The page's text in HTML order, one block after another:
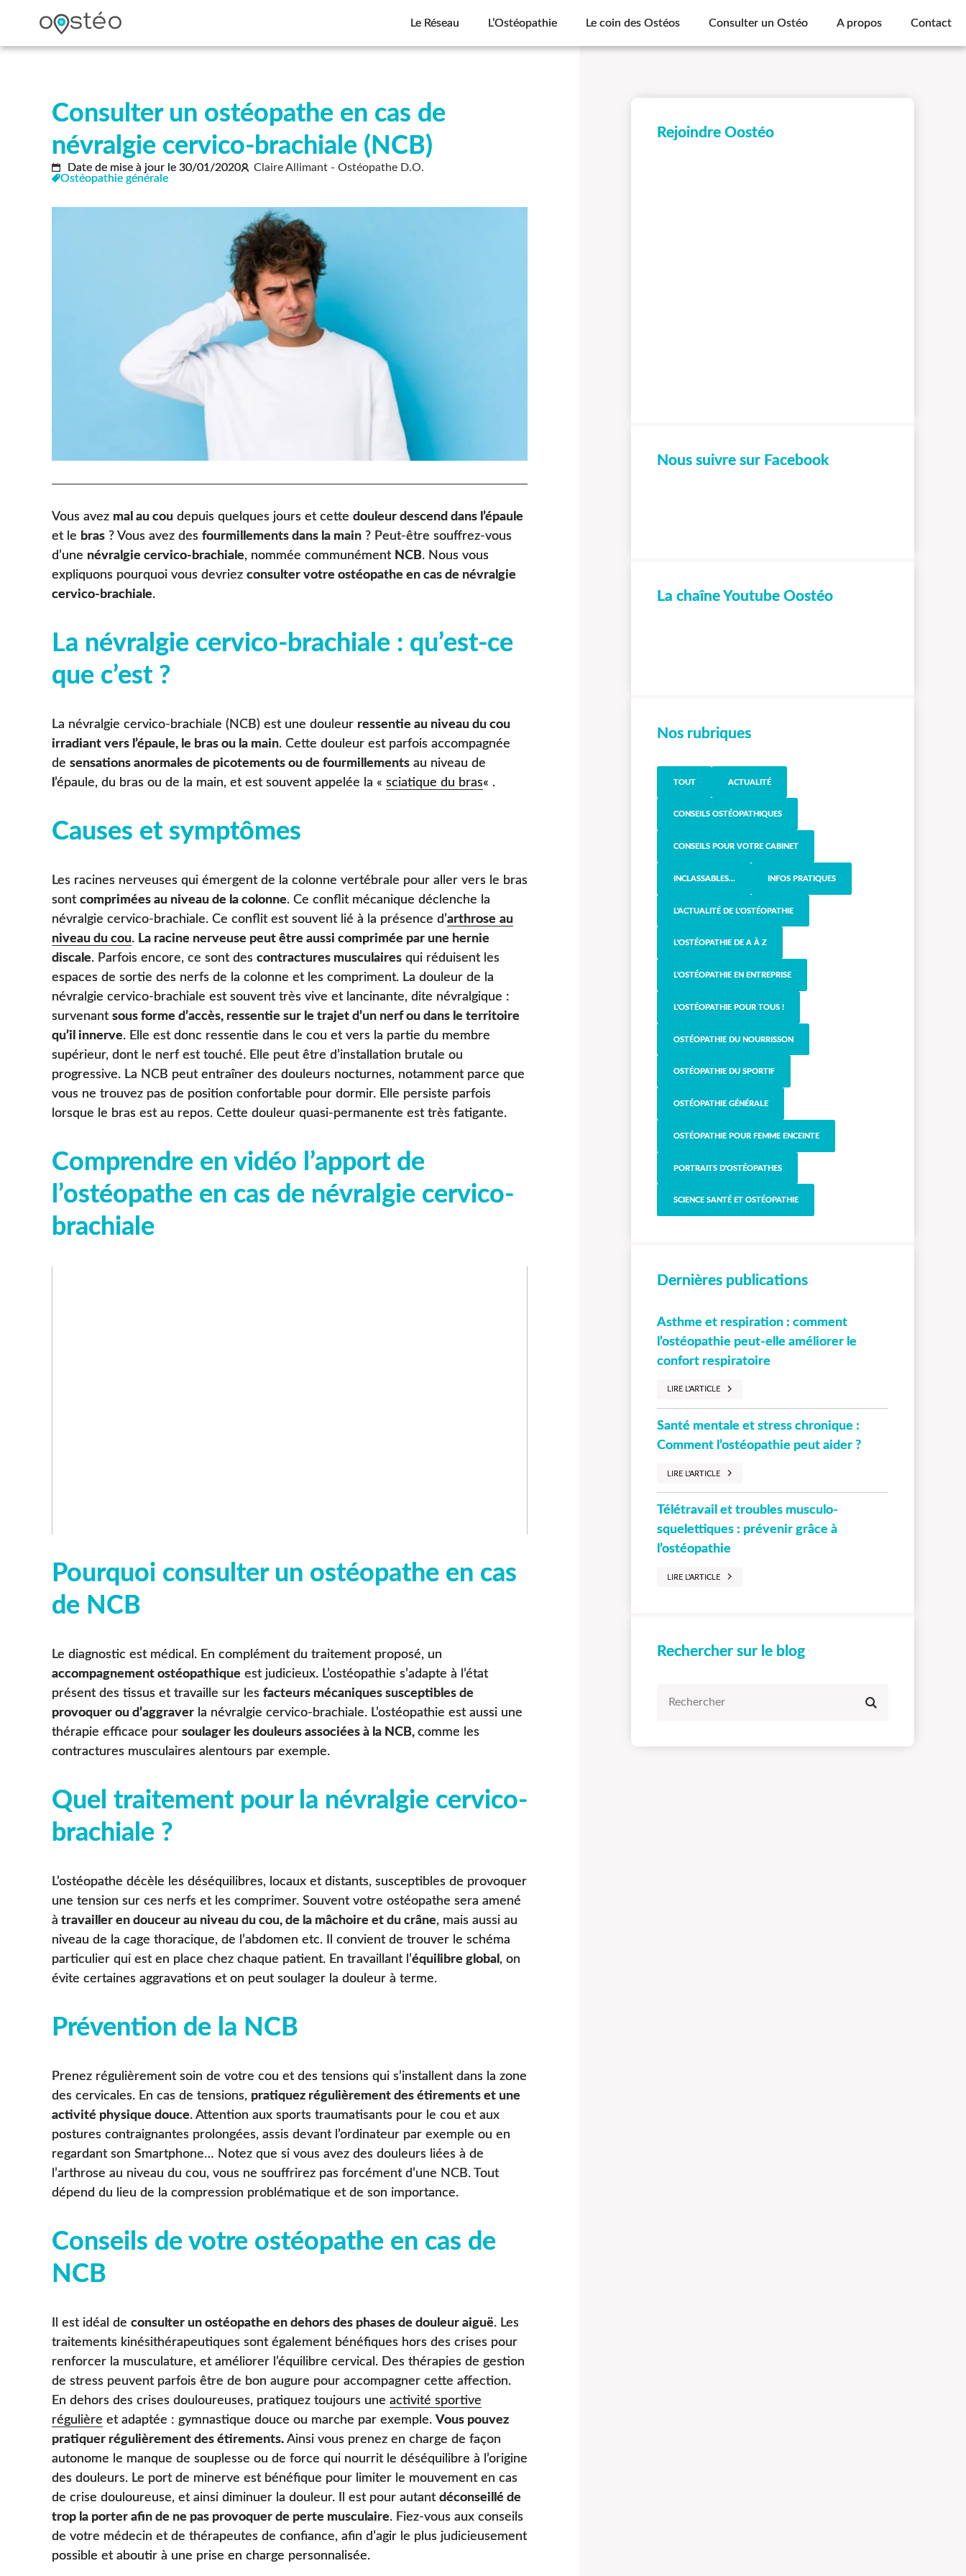
Le Réseau L’Ostéopathie Le coin des Ostéos Consulter un Ostéo A propos Contact
Consulter un ostéopathe en cas de
névralgie cervico-brachiale (NCB)
Date de mise à jour le 30/01/2020
Claire Allimant - Ostéopathe D.O.
Ostéopathie générale
Vous avez mal au cou depuis quelques jours et cette douleur descend dans l’épaule
et le bras ? Vous avez des fourmillements dans la main ? Peut-être souffrez-vous
d’une névralgie cervico-brachiale, nommée communément NCB. Nous vous
expliquons pourquoi vous devriez consulter votre ostéopathe en cas de névralgie
cervico-brachiale.
La névralgie cervico-brachiale : qu’est-ce
que c’est ?
La névralgie cervico-brachiale (NCB) est une douleur ressentie au niveau du cou
irradiant vers l’épaule, le bras ou la main. Cette douleur est parfois accompagnée
de sensations anormales de picotements ou de fourmillements au niveau de
’épaule, du bras ou de la main, et est souvent appelée la « sciatique du bras« .
Causes et symptômes
Les racines nerveuses qui émergent de la colonne vertébrale pour aller vers le bras
sont comprimées au niveau de la colonne. Ce conflit mécanique déclenche la
névralgie cervico-brachiale. Ce conflit est souvent lié à la présence d’arthrose au
niveau du cou. La racine nerveuse peut être aussi comprimée par une hernie
discale. Parfois encore, ce sont des contractures musculaires qui réduisent les
espaces de sortie des nerfs de la colonne et les compriment. La douleur de la
névralgie cervico-brachiale est souvent très vive et lancinante, dite névralgique :
survenant sous forme d’accès, ressentie sur le trajet d’un nerf ou dans le territoire
qu’il innerve. Elle est donc ressentie dans le cou et vers la partie du membre
supérieur, dont le nerf est touché. Elle peut être d’installation brutale ou
progressive. La NCB peut entraîner des douleurs nocturnes, notamment parce que
vous ne trouvez pas de position confortable pour dormir. Elle persiste parfois
lorsque le bras est au repos. Cette douleur quasi-permanente est très fatigante.
Comprendre en vidéo l’apport de
l’ostéopathe en cas de névralgie cervico-
brachiale
Pourquoi consulter un ostéopathe en cas
de NCB
Le diagnostic est médical. En complément du traitement proposé, un
accompagnement ostéopathique est judicieux. L’ostéopathie s’adapte à l’état
présent des tissus et travaille sur les facteurs mécaniques susceptibles de
provoquer ou d’aggraver la névralgie cervico-brachiale. L’ostéopathie est aussi une
thérapie efficace pour soulager les douleurs associées à la NCB, comme les
contractures musculaires alentours par exemple.
Quel traitement pour la névralgie cervico-
brachiale ?
L’ostéopathe décèle les déséquilibres, locaux et distants, susceptibles de provoquer
une tension sur ces nerfs et les comprimer. Souvent votre ostéopathe sera amené
à travailler en douceur au niveau du cou, de la mâchoire et du crâne, mais aussi au
niveau de la cage thoracique, de l’abdomen etc. Il convient de trouver le schéma
particulier qui est en place chez chaque patient. En travaillant l’équilibre global , on
évite certaines aggravations et on peut soulager la douleur à terme.
Prévention de la NCB
Prenez régulièrement soin de votre cou et des tensions qui s’installent dans la zone
des cervicales. En cas de tensions, pratiquez régulièrement des étirements et une
activité physique douce. Attention aux sports traumatisants pour le cou et aux
postures contraignantes prolongées, assis devant l’ordinateur par exemple ou en
regardant son Smartphone… Notez que si vous avez des douleurs liées à de
l’arthrose au niveau du cou, vous ne souffrirez pas forcément d’une NCB. Tout
dépend du lieu de la compression problématique et de son importance.
Conseils de votre ostéopathe en cas de
NCB
Il est idéal de consulter un ostéopathe en dehors des phases de douleur aiguë. Les
traitements kinésithérapeutiques sont également bénéfiques hors des crises pour
renforcer la musculature, et améliorer l’équilibre cervical. Des thérapies de gestion
de stress peuvent parfois être de bon augure pour accompagner cette affection.
En dehors des crises douloureuses, pratiquez toujours une activité sportive
régulière et adaptée : gymnastique douce ou marche par exemple. Vous pouvez
pratiquer régulièrement des étirements. Ainsi vous prenez en charge de façon
autonome le manque de souplesse ou de force qui nourrit le déséquilibre à l’origine
des douleurs. Le port de minerve est bénéfique pour limiter le mouvement en cas
de crise douloureuse, et ainsi diminuer la douleur. Il est pour autant déconseillé de
trop la porter afin de ne pas provoquer de perte musculaire. Fiez-vous aux conseils
de votre médecin et de thérapeutes de confiance, afin d’agir le plus judicieusement
possible et aboutir à une prise en charge personnalisée.
Rejoindre Oostéo
Nous suivre sur Facebook
La chaîne Youtube Oostéo
Nos rubriques
TOUT ACTUALITÉ
CONSEILS OSTÉOPATHIQUES
CONSEILS POUR VOTRE CABINET
INCLASSABLES... INFOS PRATIQUES
L'ACTUALITÉ DE L'OSTÉOPATHIE
L'OSTÉOPATHIE DE A À Z
L'OSTÉOPATHIE EN ENTREPRISE
L'OSTÉOPATHIE POUR TOUS !
OSTÉOPATHIE DU NOURRISSON
OSTÉOPATHIE DU SPORTIF
OSTÉOPATHIE GÉNÉRALE
OSTÉOPATHIE POUR FEMME ENCEINTE
PORTRAITS D'OSTÉOPATHES
SCIENCE SANTÉ ET OSTÉOPATHIE
Dernières publications
Asthme et respiration : comment
l’ostéopathie peut-elle améliorer le
confort respiratoire
LIRE L'ARTICLE
Santé mentale et stress chronique :
Comment l’ostéopathie peut aider ?
LIRE L'ARTICLE
Télétravail et troubles musculo-
squelettiques : prévenir grâce à
l’ostéopathie
LIRE L'ARTICLE
Rechercher sur le blog